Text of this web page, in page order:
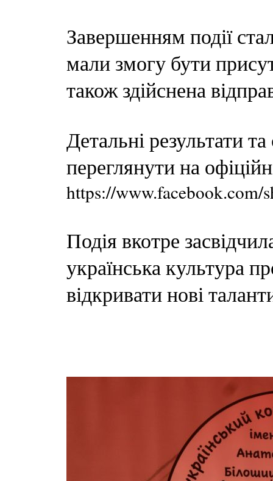
Завершенням події
мали змогу бути
також здійснена
Детальні результати
переглянути на
https://
Подія вкотре
українська культура
відкривати нові